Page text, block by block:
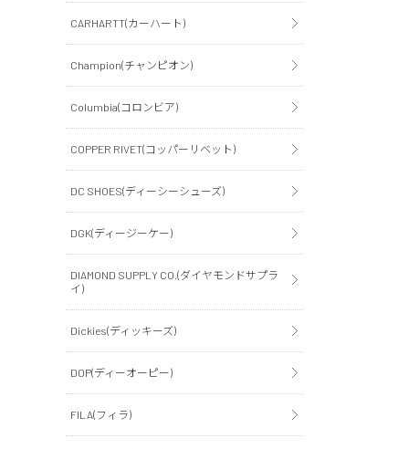
CARHARTT(カーハート)
Champion(チャンピオン)
Columbia(コロンビア)
COPPER RIVET(コッパーリベット)
DC SHOES(ディーシーシューズ)
DGK(ディージーケー)
DIAMOND SUPPLY CO.(ダイヤモンドサプラ
イ)
Dickies(ディッキーズ)
DOP(ディーオーピー)
FILA(フィラ)